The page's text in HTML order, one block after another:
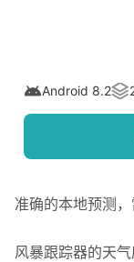
Android 8.2
准确的本地预测
风暴跟踪器的天气